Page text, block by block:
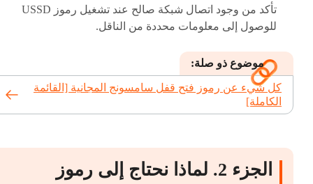
تأكد من وجود اتصال شبكة صالح عند تشغيل رموز USSD
للوصول إلى معلومات محددة من الناقل.
موضوع ذو صلة:
كل شيء عن رموز فتح قفل سامسونج المجانية [القائمة
الكاملة]
الجزء 2. لماذا نحتاج إلى رموز